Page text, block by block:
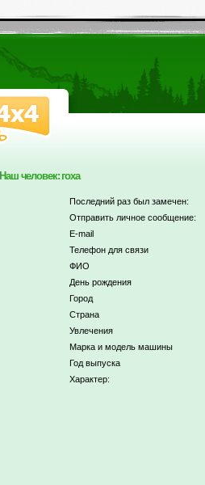
Наш человек: гоха
Последний раз был замечен:
Отправить личное сообщение:
E-mail
Телефон для связи
ФИО
День рождения
Город
Страна
Увлечения
Марка и модель машины
Год выпуска
Характер: